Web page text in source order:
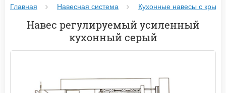
Главная Навесная система Кухонные навесы с
Навес регулируемый усиленный
кухонный серый